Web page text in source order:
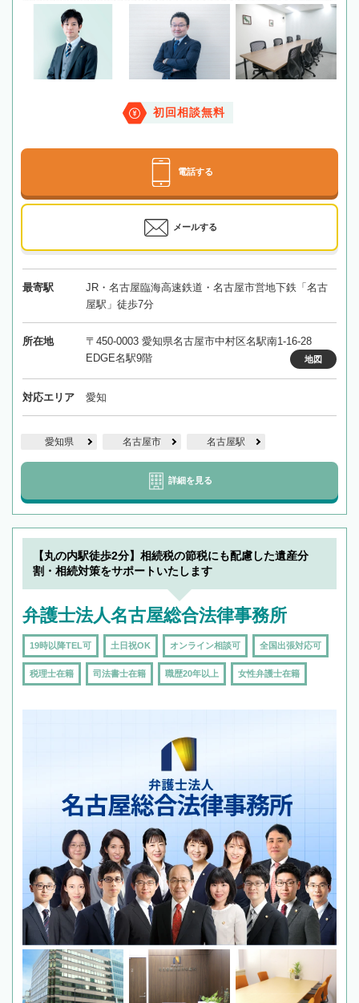
初回相談無料
電話する
メールする
最寄駅
JR・名古屋臨海高速鉄道・名古屋市営地下鉄「名古
屋駅」徒歩7分
所在地
〒450-0003 愛知県名古屋市中村区名駅南1-16-28
EDGE名駅9階
地図
対応エリア 愛知
愛知県 名古屋市 名古屋駅
詳細を見る
【丸の内駅徒歩2分】相続税の節税にも配慮した遺産分
割・相続対策をサポートいたします
弁護士法人名古屋総合法律事務所
19時以降TEL可 土日祝OK オンライン相談可 全国出張対応可
税理士在籍 司法書士在籍 職歴20年以上 女性弁護士在籍